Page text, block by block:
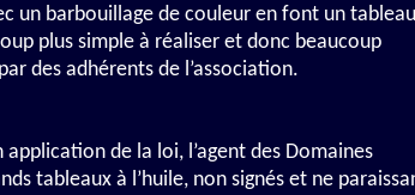
un barbouillage de couleur en font un tableau
plus simple à réaliser et donc beaucoup
des adhérents de l’association.
de la loi, l’agent des Domaines
tableaux à l’huile, non signés et ne